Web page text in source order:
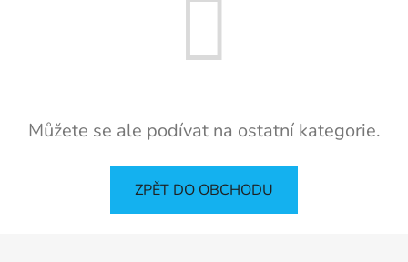
Můžete se ale podívat na ostatní kategorie.
ZPĚT DO OBCHODU